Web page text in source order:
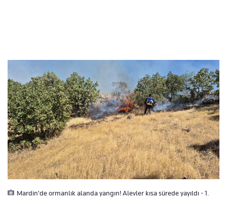
Mardin'de ormanlık alanda yangın! Alevler kısa sürede yayıldı - 1.